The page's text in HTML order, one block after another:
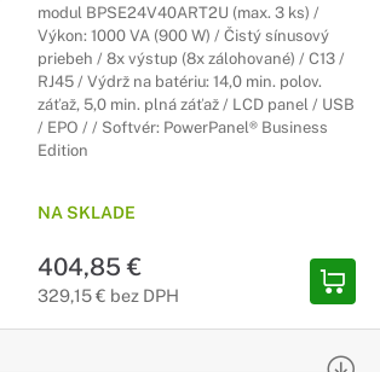
modul BPSE24V40ART2U (max. 3 ks) /
Výkon: 1000 VA (900 W) / Čistý sínusový
priebeh / 8x výstup (8x zálohované) / C13 /
RJ45 / Výdrž na batériu: 14,0 min. polov.
záťaž, 5,0 min. plná záťaž / LCD panel / USB
/ EPO / / Softvér: PowerPanel® Business
Edition
NA SKLADE
404,85 €
329,15 € bez DPH